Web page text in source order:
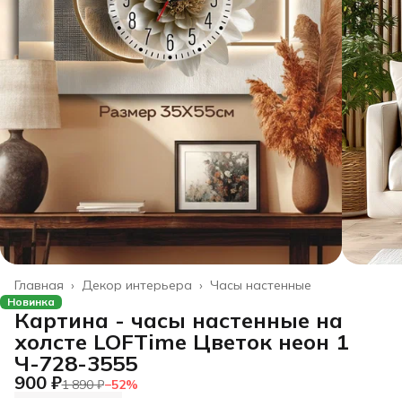
Часы настенные
Декор интерьера ›
Главная ›
Новинка
Картина - часы настенные на
холсте LOFTime Цветок неон 1
Ч-728-3555
900 ₽1 890 ₽−52%